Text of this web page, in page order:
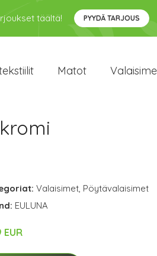
täältä! PYYDÄ TARJOUS
Matot
Valaisimet, Pöytävalaisimet
EULUNA
EUR